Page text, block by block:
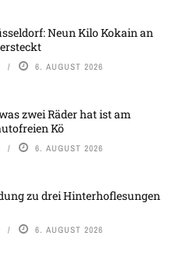
Neun Kilo Kokain an
6. AUGUST 2026
zwei Räder hat ist am
Kö
6. AUGUST 2026
zu drei Hinterhoflesungen
6. AUGUST 2026